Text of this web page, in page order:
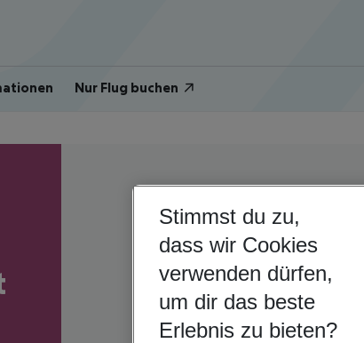
Nur Flug buchen
Stimmst du zu,
dass wir Cookies
verwenden dürfen,
um dir das beste
Erlebnis zu bieten?